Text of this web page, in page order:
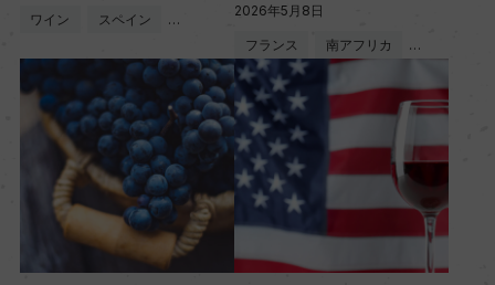
ワイン スペイン …
2026年5月8日
フランス 南アフリカ …